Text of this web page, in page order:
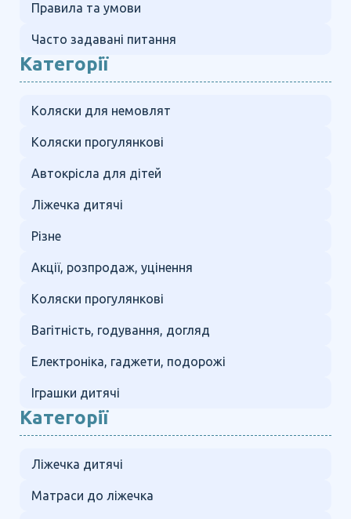
Правила та умови
Часто задавані питання
Категорії
Коляски для немовлят
Коляски прогулянкові
Автокрісла для дітей
Ліжечка дитячі
Різне
Акції, розпродаж, уцінення
Коляски прогулянкові
Вагітність, годування, догляд
Електроніка, гаджети, подорожі
Іграшки дитячі
Категорії
Ліжечка дитячі
Матраси до ліжечка